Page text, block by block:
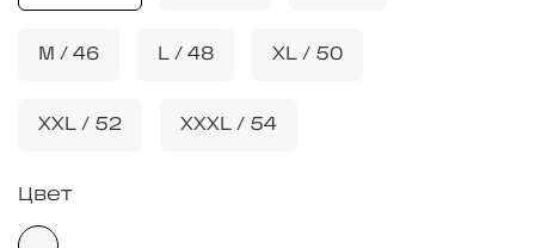
M / 46 L / 48 XL / 50
XXL / 52 XXXL / 54
Цвет